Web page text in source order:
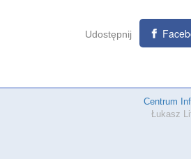
Udostępnij
Centrum
Łukasz